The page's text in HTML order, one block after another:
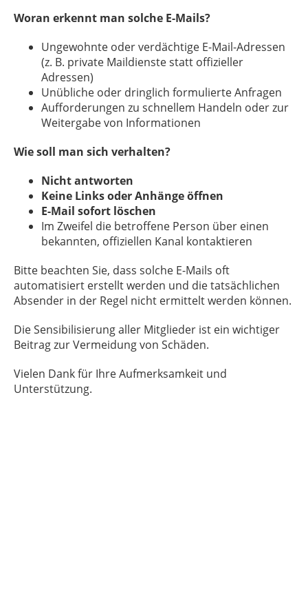
Woran erkennt man solche E-Mails?
Ungewohnte oder verdächtige E-Mail-Adressen
(z. B. private Maildienste statt offizieller
Adressen)
Unübliche oder dringlich formulierte Anfragen
Aufforderungen zu schnellem Handeln oder zur
Weitergabe von Informationen
Wie soll man sich verhalten?
Nicht antworten
Keine Links oder Anhänge öffnen
E-Mail sofort löschen
Im Zweifel die betroffene Person über einen
bekannten, offiziellen Kanal kontaktieren
Bitte beachten Sie, dass solche E-Mails oft
automatisiert erstellt werden und die tatsächlichen
Absender in der Regel nicht ermittelt werden können.
Die Sensibilisierung aller Mitglieder ist ein wichtiger
Beitrag zur Vermeidung von Schäden.
Vielen Dank für Ihre Aufmerksamkeit und
Unterstützung.